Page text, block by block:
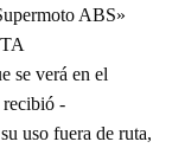
ABS»
verá en el
recibió -
uso fuera de ruta,